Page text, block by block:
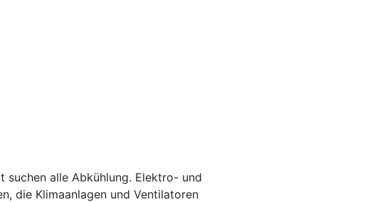
alle Abkühlung. Elektro- und
die Klimaanlagen und Ventilatoren